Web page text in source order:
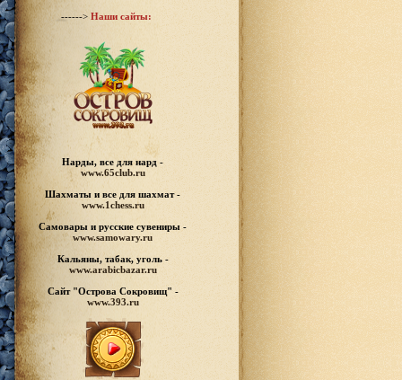
------> Наши сайты:
Нарды, все для нард -
www.65club.ru
Шахматы и все для шахмат -
www.1chess.ru
Самовары и русские сувениры -
www.samowary.ru
Кальяны, табак, уголь -
www.arabicbazar.ru
Сайт "Острова Сокровищ" -
www.393.ru